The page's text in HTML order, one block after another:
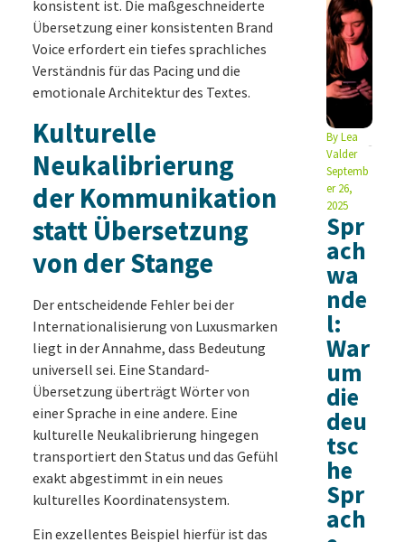
konsistent ist. Die maßgeschneiderte
Übersetzung einer konsistenten Brand
Voice erfordert ein tiefes sprachliches
Verständnis für das Pacing und die
emotionale Architektur des Textes.
Kulturelle
Neukalibrierung
der Kommunikation
statt Übersetzung
von der Stange
Der entscheidende Fehler bei der
Internationalisierung von Luxusmarken
liegt in der Annahme, dass Bedeutung
universell sei. Eine Standard-
Übersetzung überträgt Wörter von
einer Sprache in eine andere. Eine
kulturelle Neukalibrierung hingegen
transportiert den Status und das Gefühl
exakt abgestimmt in ein neues
kulturelles Koordinatensystem.
Ein exzellentes Beispiel hierfür ist das
ByLea
Valder
Septemb
er 26,
2025
Spr
ach
wa
nde
l:
War
um
die
deu
tsc
he
Spr
ach